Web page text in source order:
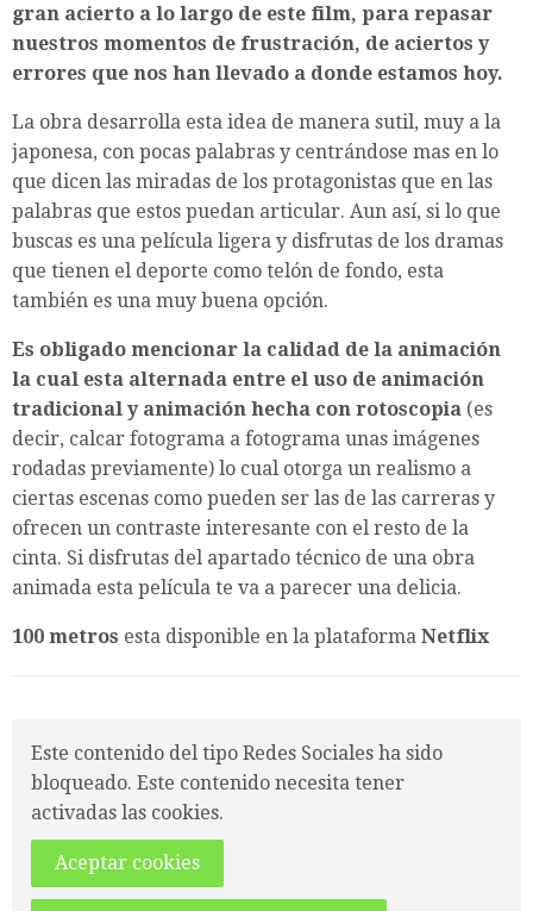
gran acierto a lo largo de este film, para repasar
nuestros momentos de frustración, de aciertos y
errores que nos han llevado a donde estamos hoy.
La obra desarrolla esta idea de manera sutil, muy a la
japonesa, con pocas palabras y centrándose mas en lo
que dicen las miradas de los protagonistas que en las
palabras que estos puedan articular. Aun así, si lo que
buscas es una película ligera y disfrutas de los dramas
que tienen el deporte como telón de fondo, esta
también es una muy buena opción.
Es obligado mencionar la calidad de la animación
la cual esta alternada entre el uso de animación
tradicional y animación hecha con rotoscopia (es
decir, calcar fotograma a fotograma unas imágenes
rodadas previamente) lo cual otorga un realismo a
ciertas escenas como pueden ser las de las carreras y
ofrecen un contraste interesante con el resto de la
cinta. Si disfrutas del apartado técnico de una obra
animada esta película te va a parecer una delicia.
100 metros esta disponible en la plataforma Netflix
Este contenido del tipo Redes Sociales ha sido
bloqueado. Este contenido necesita tener
activadas las cookies.
Aceptar cookies